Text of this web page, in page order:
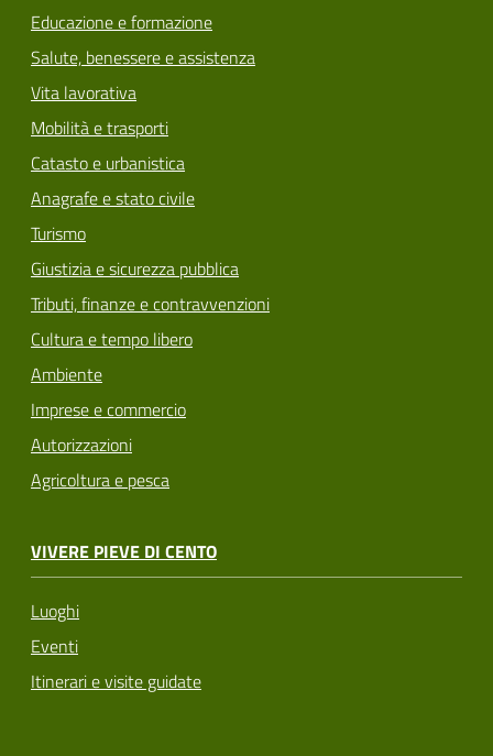
Educazione e formazione
Salute, benessere e assistenza
Vita lavorativa
Mobilità e trasporti
Catasto e urbanistica
Anagrafe e stato civile
Turismo
Giustizia e sicurezza pubblica
Tributi, finanze e contravvenzioni
Cultura e tempo libero
Ambiente
Imprese e commercio
Autorizzazioni
Agricoltura e pesca
VIVERE PIEVE DI CENTO
Luoghi
Eventi
Itinerari e visite guidate